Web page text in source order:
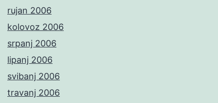
rujan 2006
kolovoz 2006
srpanj 2006
lipanj 2006
svibanj 2006
travanj 2006